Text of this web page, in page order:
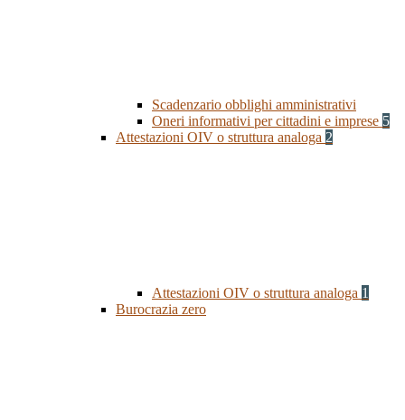
Scadenzario obblighi amministrativi
Oneri informativi per cittadini e imprese 5
Attestazioni OIV o struttura analoga 2
Attestazioni OIV o struttura analoga 1
Burocrazia zero